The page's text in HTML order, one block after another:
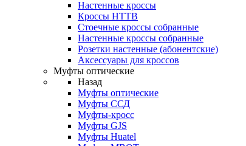
Настенные кроссы
Кроссы HTTB
Стоечные кроссы собранные
Настенные кроссы собранные
Розетки настенные (абонентские)
Аксессуары для кроссов
Муфты оптические
Назад
Муфты оптические
Муфты ССД
Муфты-кросс
Муфты GJS
Муфты Huatel